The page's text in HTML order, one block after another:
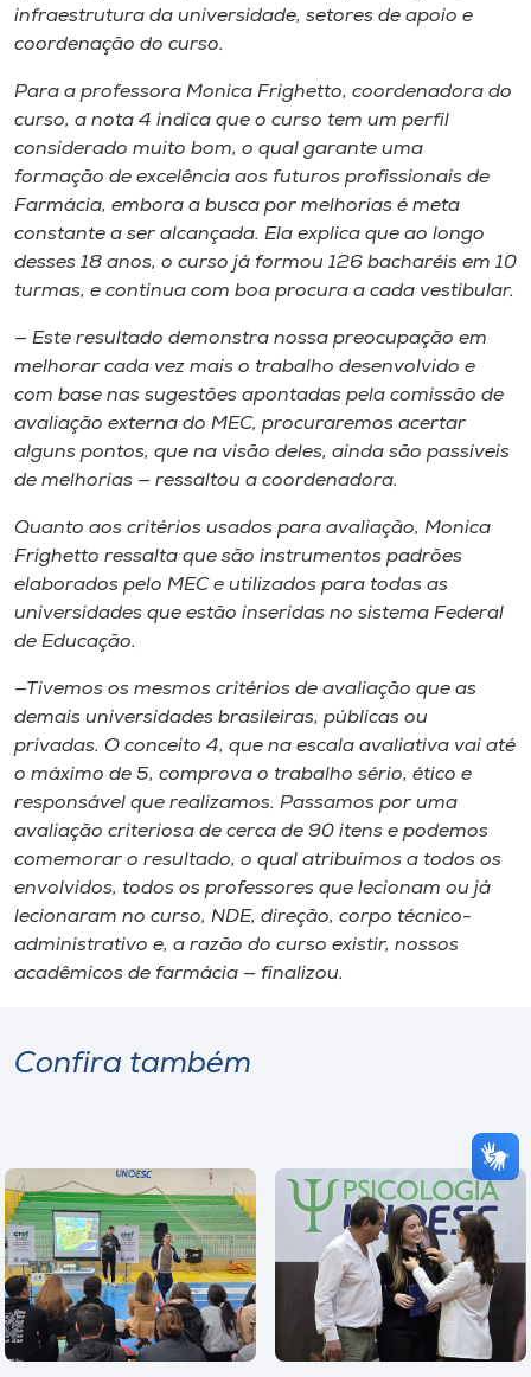
Selecione
infraestrutura da universidade, setores de apoio e
coordenação do curso.
Para a professora Monica Frighetto, coordenadora do
curso, a nota 4 indica que o curso tem um perfil
considerado muito bom, o qual garante uma
formação de excelência aos futuros profissionais de
Farmácia, embora a busca por melhorias é meta
constante a ser alcançada. Ela explica que ao longo
desses 18 anos, o curso já formou 126 bacharéis em 10
turmas, e continua com boa procura a cada vestibular.
— Este resultado demonstra nossa preocupação em
melhorar cada vez mais o trabalho desenvolvido e
com base nas sugestões apontadas pela comissão de
avaliação externa do MEC, procuraremos acertar
alguns pontos, que na visão deles, ainda são passíveis
de melhorias — ressaltou a coordenadora.
Quanto aos critérios usados para avaliação, Monica
Frighetto ressalta que são instrumentos padrões
elaborados pelo MEC e utilizados para todas as
universidades que estão inseridas no sistema Federal
de Educação.
—Tivemos os mesmos critérios de avaliação que as
demais universidades brasileiras, públicas ou
privadas. O conceito 4, que na escala avaliativa vai até
o máximo de 5, comprova o trabalho sério, ético e
responsável que realizamos. Passamos por uma
avaliação criteriosa de cerca de 90 itens e podemos
comemorar o resultado, o qual atribuímos a todos os
envolvidos, todos os professores que lecionam ou já
lecionaram no curso, NDE, direção, corpo técnico-
administrativo e, a razão do curso existir, nossos
acadêmicos de farmácia — finalizou.
Confira também